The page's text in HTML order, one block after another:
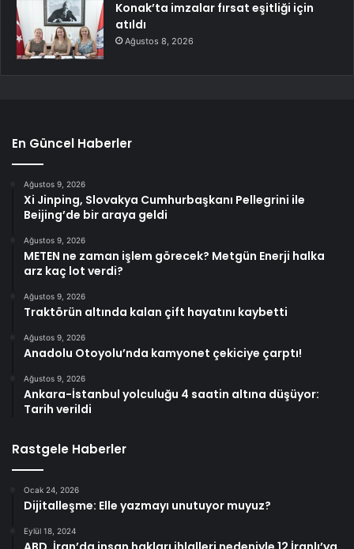
Konak’ta imzalar fırsat eşitliği için
atıldı
Ağustos 8, 2026
En Güncel Haberler
Ağustos 9, 2026
Xi Jinping, Slovakya Cumhurbaşkanı Pellegrini ile
Beijing’de bir araya geldi
Ağustos 9, 2026
METEN ne zaman işlem görecek? Metgün Enerji halka
arz kaç lot verdi?
Ağustos 9, 2026
Traktörün altında kalan çift hayatını kaybetti
Ağustos 9, 2026
Anadolu Otoyolu’nda kamyonet çekiciye çarptı!
Ağustos 9, 2026
Ankara-İstanbul yolculuğu 4 saatin altına düşüyor:
Tarih verildi
Rastgele Haberler
Ocak 24, 2026
Dijitalleşme: Elle yazmayı unutuyor muyuz?
Eylül 18, 2024